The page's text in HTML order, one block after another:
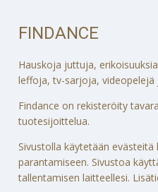
FINDANCE
Hauskoja juttuja,
leffoja, tv-sarjoja, videopelejä
Findance on rekisteröity
tuotesijoittelua.
Sivustolla käytetään
parantamiseen. Sivustoa
tallentamisen laitteellesi.